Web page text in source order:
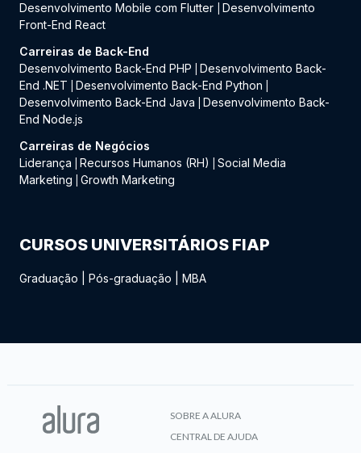
Desenvolvimento Mobile com Flutter
Desenvolvimento
Front-End React
Carreiras de Back-End
Desenvolvimento Back-End PHP
Desenvolvimento Back-
End .NET
Desenvolvimento Back-End Python
Desenvolvimento Back-End Java
Desenvolvimento Back-
End Node.js
Carreiras de Negócios
Liderança
Recursos Humanos (RH)
Social Media
Marketing
Growth Marketing
CURSOS UNIVERSITÁRIOS FIAP
Graduação Pós-graduação MBA
SOBRE A ALURA
CENTRAL DE AJUDA